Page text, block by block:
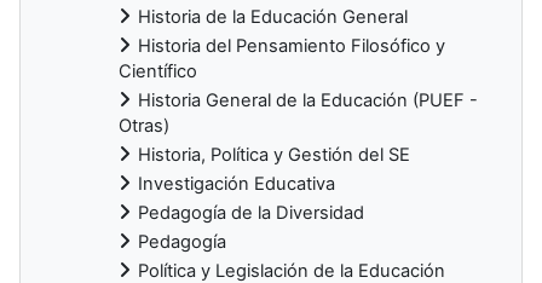
Historia de la Educación General
Historia del Pensamiento Filosófico y
Científico
Historia General de la Educación (PUEF -
Otras)
Historia, Política y Gestión del SE
Investigación Educativa
Pedagogía de la Diversidad
Pedagogía
Política y Legislación de la Educación